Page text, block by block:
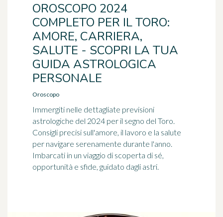
OROSCOPO 2024
COMPLETO PER IL TORO:
AMORE, CARRIERA,
SALUTE - SCOPRI LA TUA
GUIDA ASTROLOGICA
PERSONALE
Oroscopo
Immergiti nelle dettagliate previsioni
astrologiche del 2024 per il segno del Toro.
Consigli precisi sull'amore, il lavoro e la salute
per navigare serenamente durante l'anno.
Imbarcati in un viaggio di scoperta di sé,
opportunità e sfide, guidato dagli astri.